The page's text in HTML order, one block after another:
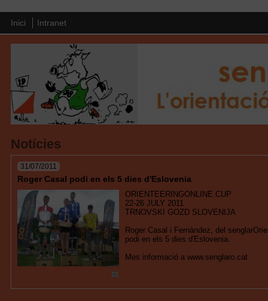
Inici Intranet
Notícies
31/07/2011
Roger Casal podi en els 5 dies d'Eslovenia
ORIENTEERINGONLINE.CUP
22-26 JULY 2011
TRNOVSKI GOZD SLOVENIJA
Roger Casal i Fernàndez, del
podi en els 5 dies d'Eslovenia.
Mes informació a www.senglaro.cat